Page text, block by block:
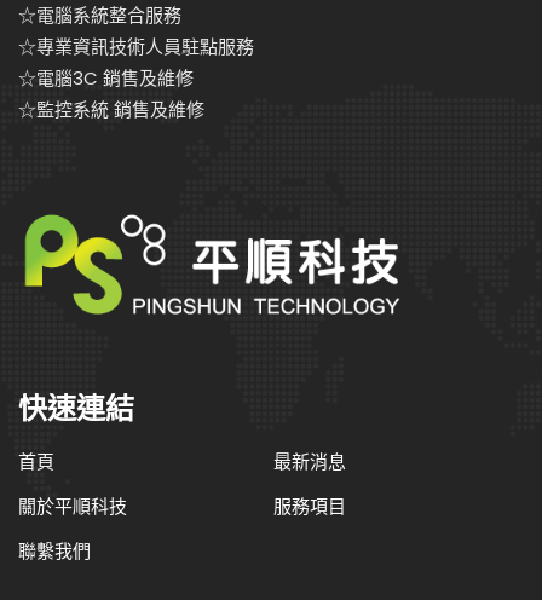
☆電腦系統整合服務
☆專業資訊技術人員駐點服務
☆電腦3C 銷售及維修
☆監控系統 銷售及維修
快速連結
首頁
最新消息
關於平順科技
服務項目
聯繫我們